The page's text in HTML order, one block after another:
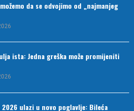
da se odvojimo od „najmanjeg
ista: Jedna greška može promijeniti
2026 ulazi u novo poglavlje: Bileća